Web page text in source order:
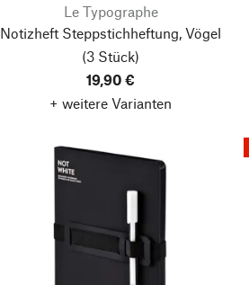
Le Typographe
Notizheft Steppstichheftung, Vögel
(3 Stück)
19,90 €
+ weitere Varianten